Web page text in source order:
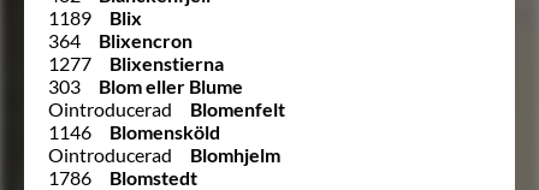
1189
Blix
364
Blixencron
1277
Blixenstierna
303
Blom eller Blume
Ointroducerad
Blomenfelt
1146
Blomensköld
Ointroducerad
Blomhjelm
1786
Blomstedt